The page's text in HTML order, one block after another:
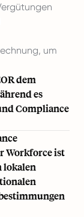
um
dem
es
Compliance
Workforce ist
lokalen